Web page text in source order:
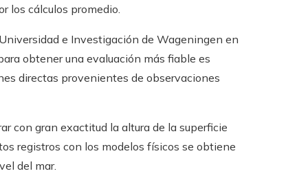
los cálculos promedio.
e Investigación de Wageningen en
obtener una evaluación más fiable es
directas provenientes de observaciones
con gran exactitud la altura de la superficie
registros con los modelos físicos se obtiene
del mar.